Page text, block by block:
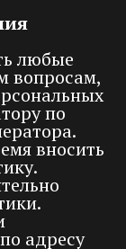
любые
вопросам,
по
вносить
адресу